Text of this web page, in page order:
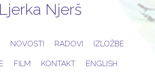
Ljerka Njerš
NOVOSTI RADOVI IZLOŽBE
FILM KONTAKT ENGLISH